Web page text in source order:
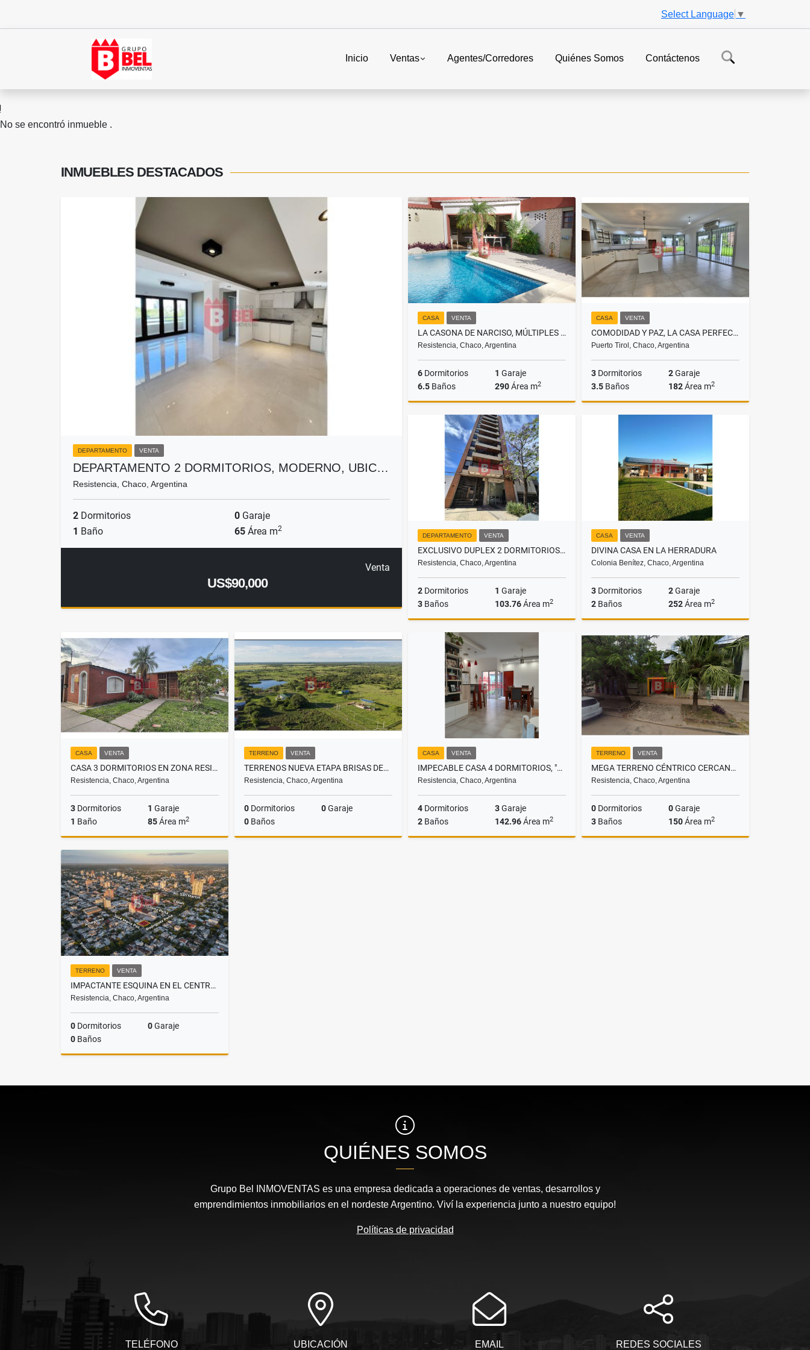
Select Language ▼
Inicio Ventas Agentes/Corredores Quiénes Somos Contáctenos
No se encontró inmueble .
INMUEBLES DESTACADOS
DEPARTAMENTO VENTA
DEPARTAMENTO 2 DORMITORIOS, MODERNO, UBIC…
Resistencia, Chaco, Argentina
2 Dormitorios 0 Garaje
1 Baño 65 Área m2
Venta
US$90,000
CASA VENTA
LA CASONA DE NARCISO, MÚLTIPLES AMBIENTES SOBRE AVENIDA!
Resistencia, Chaco, Argentina
6 Dormitorios 1 Garaje
6.5 Baños 290Área m2
US$400,000
CASA VENTA
COMODIDAD Y PAZ, LA CASA PERFECTA, 3 DORMITORIOS, PUERTO TIROL
Puerto Tirol, Chaco, Argentina
3 Dormitorios 2Garaje
3.5 Baños 182Área m2
DEPARTAMENTO VENTA
EXCLUSIVO DUPLEX 2 DORMITORIOS CON COCHERA, EDIFICIO VESALIUS
Resistencia, Chaco, Argentina
2 Dormitorios 1 Garaje
3 Baños 103.76Área m2
US$155,000
CASA VENTA
DIVINA CASA EN LA HERRADURA
Colonia Benítez, Chaco, Argentina
3 Dormitorios 2Garaje
2 Baños 252Área m2
Venta
US$95,000
CASA VENTA
CASA 3 DORMITORIOS EN ZONA RESIDENCIAL A EXCELENTE PRECIO!
Resistencia, Chaco, Argentina
3 Dormitorios 1 Garaje
1 Baño 85Área m2
US$85,000
TERRENO VENTA
TERRENOS NUEVA ETAPA BRISAS DEL NORTE, BDN NORTE
Resistencia, Chaco, Argentina
0 Dormitorios 0Garaje
0 Baños
CASA VENTA
IMPECABLE CASA 4 DORMITORIOS, "LA COQUETA DE SUIZA" APTA CREDITO
Resistencia, Chaco, Argentina
4 Dormitorios 3Garaje
2 Baños 142.96Área m2
TERRENO VENTA
MEGA TERRENO CÉNTRICO CERCANO A PEATONAL!
Resistencia, Chaco, Argentina
0 Dormitorios 0Garaje
3 Baños 150Área m2
TERRENO VENTA
IMPACTANTE ESQUINA EN EL CENTRO DE RESISTENCIA PARA INVERSIÓN!
Resistencia, Chaco, Argentina
0 Dormitorios 0Garaje
0 Baños
US$290,000
QUIÉNES SOMOS
Grupo Bel INMOVENTAS es una empresa dedicada a operaciones de ventas, desarrollos y
emprendimientos inmobiliarios en el nordeste Argentino. Viví la experiencia junto a nuestro equipo!
Políticas de privacidad
TELÉFONO UBICACIÓN EMAIL REDES SOCIALES